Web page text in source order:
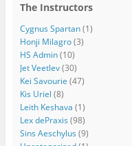
The Instructors
Cygnus Spartan(1)
Honji Milagro(3)
HS Admin(10)
Jet Veetlev(30)
Kei Savourie (47)
Kis Uriel (8)
Leith Keshava (1)
Lex dePraxis (98)
Sins Aeschylus (9)